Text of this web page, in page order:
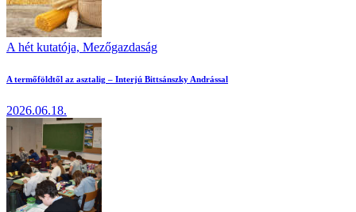
A hét kutatója, Mezőgazdaság
A termőföldtől az asztalig – Interjú Bittsánszky Andrással
2026.06.18.